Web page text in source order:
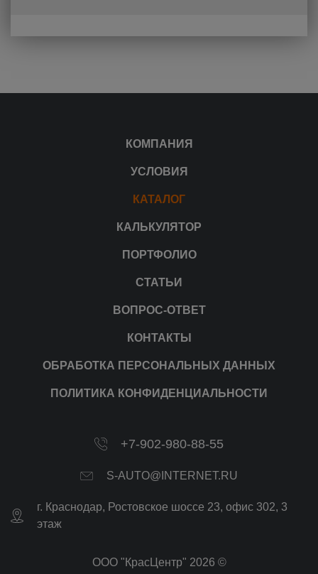
КОМПАНИЯ
УСЛОВИЯ
КАТАЛОГ
КАЛЬКУЛЯТОР
ПОРТФОЛИО
СТАТЬИ
ВОПРОС-ОТВЕТ
КОНТАКТЫ
ОБРАБОТКА ПЕРСОНАЛЬНЫХ ДАННЫХ
ПОЛИТИКА КОНФИДЕНЦИАЛЬНОСТИ
+7-902-980-88-55
S-AUTO@INTERNET.RU
г. Краснодар, Ростовское шоссе 23, офис 302, 3
этаж
ООО "КрасЦентр" 2026 ©